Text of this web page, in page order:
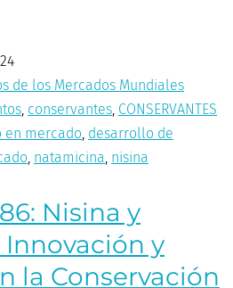
de los Mercados Mundiales
conservantes CONSERVANTES
en mercado desarrollo de
natamicina nisina
Nisina y
y
la Conservación